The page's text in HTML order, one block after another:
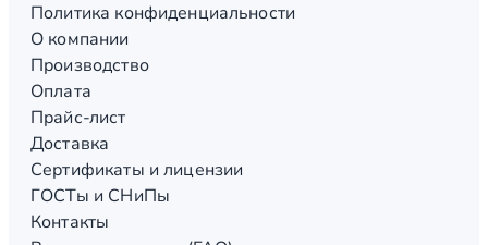
Политика конфиденциальности
О компании
Производство
Оплата
Прайс-лист
Доставка
Сертификаты и лицензии
ГОСТы и СНиПы
Контакты